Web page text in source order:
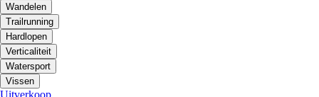
Wandelen
Trailrunning
Hardlopen
Verticaliteit
Watersport
Vissen
Uitverkoop